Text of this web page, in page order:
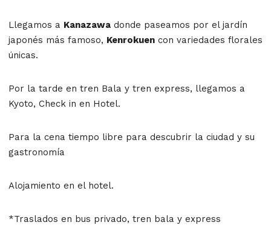
Llegamos a Kanazawa donde paseamos por el jardín
japonés más famoso, Kenrokuen con variedades florales
únicas.
Por la tarde en tren Bala y tren express, llegamos a
Kyoto, Check in en Hotel.
Para la cena tiempo libre para descubrir la ciudad y su
gastronomía
Alojamiento en el hotel.
*Traslados en bus privado, tren bala y express